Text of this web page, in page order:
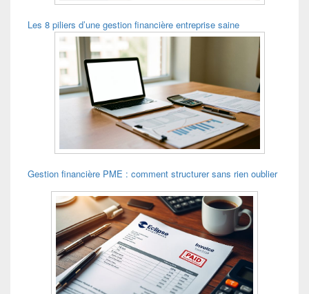
Les 8 piliers d’une gestion financière entreprise saine
Gestion financière PME : comment structurer sans rien oublier